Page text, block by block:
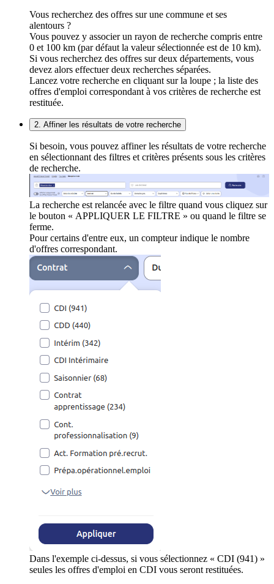
Vous recherchez des offres sur une commune et ses
alentours ?
Vous pouvez y associer un rayon de recherche compris entre
0 et 100 km (par défaut la valeur sélectionnée est de 10 km).
Si vous recherchez des offres sur deux départements, vous
devez alors effectuer deux recherches séparées.
Lancez votre recherche en cliquant sur la loupe ; la liste des
offres d'emploi correspondant à vos critères de recherche est
restituée.
2. Affiner les résultats de votre recherche
Si besoin, vous pouvez affiner les résultats de votre recherche
en sélectionnant des filtres et critères présents sous les critères
de recherche.
La recherche est relancée avec le filtre quand vous cliquez sur
le bouton « APPLIQUER LE FILTRE » ou quand le filtre se
ferme.
Pour certains d'entre eux, un compteur indique le nombre
d'offres correspondant.
Dans l'exemple ci-dessus, si vous sélectionnez « CDI (941) »
seules les offres d'emploi en CDI vous seront restituées.